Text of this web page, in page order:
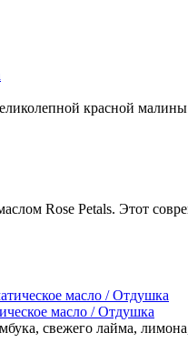
красной
Rose Petals. Этот
масло / Отдушка
свежего лайма,